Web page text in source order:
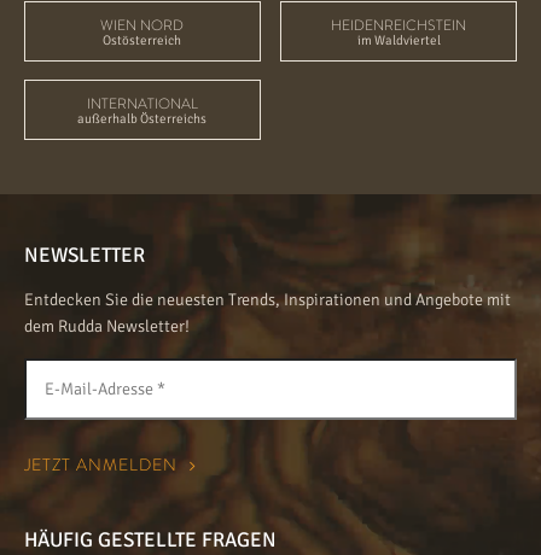
WIEN NORD
Ostösterreich
HEIDENREICHSTEIN
im Waldviertel
INTERNATIONAL
außerhalb Österreichs
NEWSLETTER
Entdecken Sie die neuesten Trends, Inspirationen und Angebote mit
dem Rudda Newsletter!
HÄUFIG GESTELLTE FRAGEN